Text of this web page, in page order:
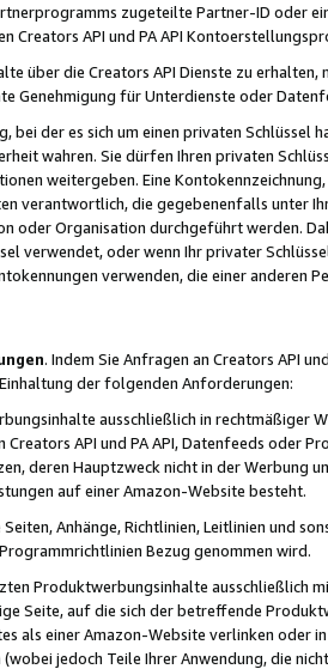
zugeteilte Partner-ID oder
Creators API und PA API
über die Creators API Dienste zu
Genehmigung für Unterdienste oder
bei der es sich um einen privaten
wahren. Sie dürfen Ihren privaten
weitergeben. Eine
verantwortlich, die gegebenenfalls unter
oder Organisation durchgeführt werden.
verwendet, oder wenn Ihr privater
verwenden, die einer anderen
. Indem Sie Anfragen an Creators API
der folgenden Anforderungen:
ausschließlich in rechtmäßiger
Creators API und PA API, Datenfeeds oder
deren Hauptzweck nicht in der Werbung
auf einer Amazon-Website besteht.
Seiten, Anhänge, Richtlinien, Leitlinien und
Bezug genommen wird.
Produktwerbungsinhalte ausschließlich
Seite, auf die sich der betreffende
als einer Amazon-Website verlinken oder
jedoch Teile Ihrer Anwendung, die